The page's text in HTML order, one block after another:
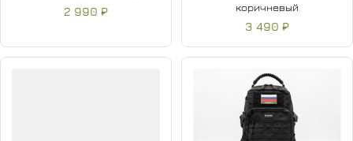
2 990 ₽
коричневый
3 490 ₽